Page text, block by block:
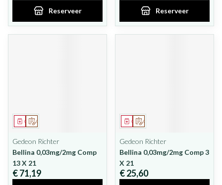
Reserveer Reserveer
Op voorschrift
Geneesmiddel
Gedeon Richter
Bellina 0,03mg/2mg Comp
13 X 21
€ 71,19
Op voorschrift
Geneesmiddel
Gedeon Richter
Bellina 0,03mg/2mg Comp 3
X 21
€ 25,60